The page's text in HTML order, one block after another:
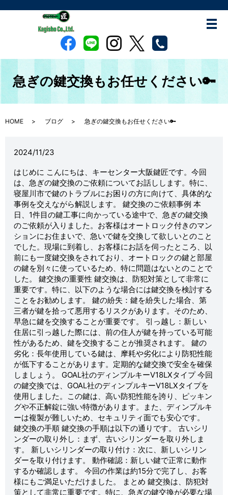
急ぎの鍵交換もお任せください🔑
HOME ブログ 急ぎの鍵交換もお任せください🔑
2024/11/23
はじめに こんにちは、キーセンター大阪鍵匠です。今回
は、急ぎの鍵交換のご依頼についてお話しします。特に、
寝屋川市で鍵のトラブルにお困りの方に向けて、具体的な
事例を交えながら解説します。 鍵交換のご依頼事例 本
日、1件目の鍵工事に向かっている途中で、急ぎの鍵交換
のご依頼が入りました。お客様はオートロック付きのマン
ションにお住まいで、急いで鍵を交換して欲しいとのこと
でした。現場に到着し、お客様にお話を伺ったところ、以
前にも一度鍵交換をされており、オートロックの鍵と部屋
の鍵を別々に使っているため、特に問題はないとのことで
した。 鍵交換の重要性 鍵交換は、防犯対策として非常に
重要です。特に、以下のような場合には鍵交換を検討する
ことをお勧めします。 鍵の紛失：鍵を紛失した場合、第
三者が鍵を拾って悪用するリスクがあります。そのため、
早急に鍵を交換することが重要です。 引っ越し：新しい
住居に引っ越した際には、前の住人が鍵を持っている可能
性があるため、鍵を交換することが推奨されます。 鍵の
劣化：長年使用している鍵は、摩耗や劣化により防犯性能
が低下することがあります。定期的な鍵交換で安全を確保
しましょう。 GOAL社のディンプルキーV18LXタイプ 今回
の鍵交換では、GOAL社のディンプルキーV18LXタイプを
使用しました。この鍵は、高い防犯性能を誇り、ピッキン
グや不正解錠に強い特徴があります。また、ディンプルキ
ーは複製が難しいため、セキュリティ面でも安心です。
鍵交換の手順 鍵交換の手順は以下の通りです。 古いシリ
ンダーの取り外し：まず、古いシリンダーを取り外しま
す。 新しいシリンダーの取り付け：次に、新しいシリン
ダーを取り付けます。 動作確認：新しい鍵で正常に動作
するか確認します。 今回の作業は約15分で完了し、お客
様にもご満足いただけました。 まとめ 鍵交換は、防犯対
策として非常に重要です。特に、急ぎの鍵交換が必要な場